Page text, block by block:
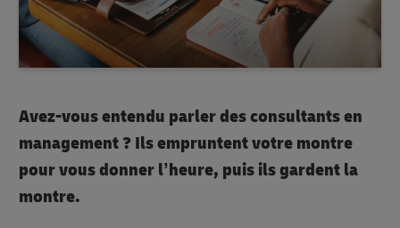
Avez-vous entendu parler des consultants en
management ? Ils empruntent votre montre
pour vous donner l’heure, puis ils gardent la
montre.